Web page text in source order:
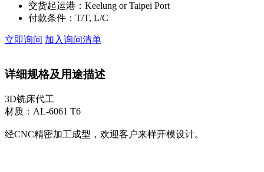
交货起运港： Keelung or Taipei Port
付款条件： T/T, L/C
立即询问 加入询问清单
详细规格及用途描述
3D铣床代工
材质：AL-6061 T6
经CNC精密加工成型，欢迎客户来样开模设计。